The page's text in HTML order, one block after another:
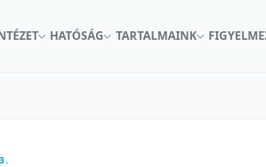
HATÓSÁG TARTALMAINK